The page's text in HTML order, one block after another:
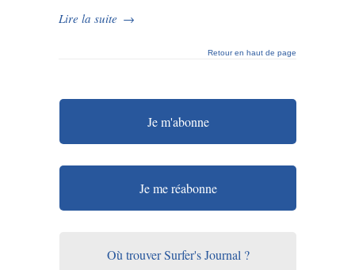
Lire la suite →
Retour en haut de page
Je m'abonne
Je me réabonne
Où trouver Surfer's Journal ?